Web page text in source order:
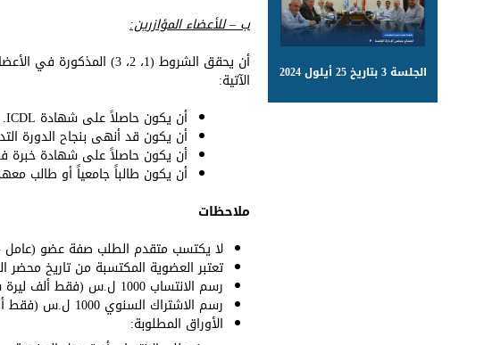
ب – للأعضاء المؤازرين:
أن يحقق الشروط (1، 2، 3)
الآتية:
أن يكون حاصلاً على شهادة ICDL
.
أن يكون قد أنهى بنجاح الدورة
أن يكون حاصلاً على شهادة خبرة
أن يكون طالباً جامعياً أو طالب
ملاحظات
لا يكتسب متقدم الطلب صفة عضو (عامل -
تعتبر العضوية المكتسبة من تاريخ
رسم الانتساب 1000 ل.س (فقط ألف ليرة سورية لا غير) يدفع عند التقدم بطلب الانتساب أو تعديل العضوية.
رسم الاشتراك السنوي 1000 ل.س (فقط ألف ليرة سورية لا غير) على أن يدفع قبل نهاية السنة المالية (يؤدى سنوياً).
الأوراق المطلوبة:
الجلسة 3 بتاريخ 25 أيلول 2024